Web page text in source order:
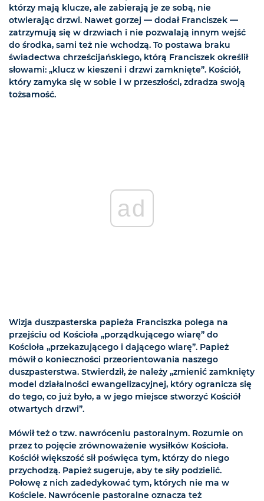
którzy mają klucze, ale zabierają je ze sobą, nie
otwierając drzwi. Nawet gorzej — dodał Franciszek —
zatrzymują się w drzwiach i nie pozwalają innym wejść
do środka, sami też nie wchodzą. To postawa braku
świadectwa chrześcijańskiego, którą Franciszek określił
słowami: „klucz w kieszeni i drzwi zamknięte”. Kościół,
który zamyka się w sobie i w przeszłości, zdradza swoją
tożsamość.
ad
Wizja duszpasterska papieża Franciszka polega na
przejściu od Kościoła „porządkującego wiarę” do
Kościoła „przekazującego i dającego wiarę”. Papież
mówił o konieczności przeorientowania naszego
duszpasterstwa. Stwierdził, że należy „zmienić zamknięty
model działalności ewangelizacyjnej, który ogranicza się
do tego, co już było, a w jego miejsce stworzyć Kościół
otwartych drzwi”.
Mówił też o tzw. nawróceniu pastoralnym. Rozumie on
przez to pojęcie zrównoważenie wysiłków Kościoła.
Kościół większość sił poświęca tym, którzy do niego
przychodzą. Papież sugeruje, aby te siły podzielić.
Połowę z nich zadedykować tym, których nie ma w
Kościele. Nawrócenie pastoralne oznacza też